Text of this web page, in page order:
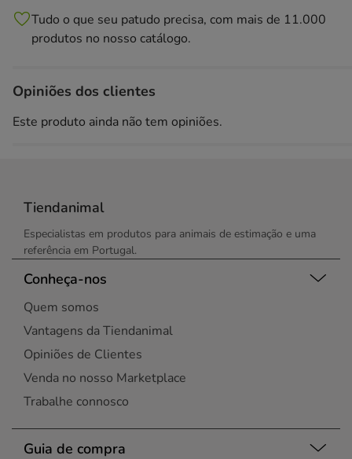
Tudo o que seu patudo precisa, com mais de 11.000
produtos no nosso catálogo.
Opiniões dos clientes
Este produto ainda não tem opiniões.
Tiendanimal
Especialistas em produtos para animais de estimação e uma
referência em Portugal.
Conheça-nos
Quem somos
Vantagens da Tiendanimal
Opiniões de Clientes
Venda no nosso Marketplace
Trabalhe connosco
Guia de compra